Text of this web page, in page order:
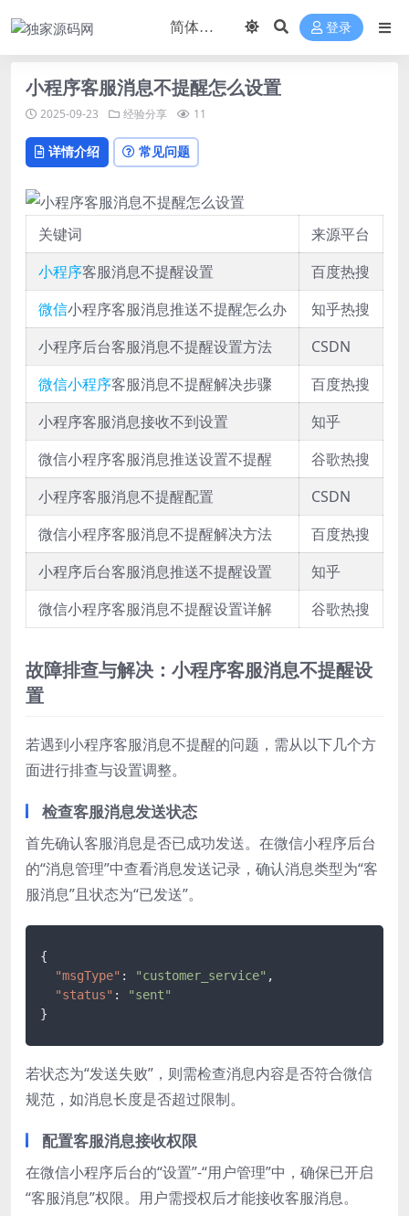
登录
小程序客服消息不提醒怎么设置
2025-09-23 经验分享 11
详情介绍 常见问题
关键词
来源平台
小程序客服消息不提醒设置
百度热搜
微信小程序客服消息推送不提醒怎么办
知乎热搜
小程序后台客服消息不提醒设置方法
CSDN
微信小程序客服消息不提醒解决步骤
百度热搜
小程序客服消息接收不到设置
知乎
微信小程序客服消息推送设置不提醒
谷歌热搜
小程序客服消息不提醒配置
CSDN
微信小程序客服消息不提醒解决方法
百度热搜
小程序后台客服消息推送不提醒设置
知乎
微信小程序客服消息不提醒设置详解
谷歌热搜
故障排查与解决：小程序客服消息不提醒设
置
若遇到小程序客服消息不提醒的问题，需从以下几个方
面进行排查与设置调整。
检查客服消息发送状态
首先确认客服消息是否已成功发送。在微信小程序后台
的“消息管理”中查看消息发送记录，确认消息类型为“客
服消息”且状态为“已发送”。
{
"msgType" : "customer_service" ,
"status" :
"sent"
}
若状态为“发送失败”，则需检查消息内容是否符合微信
规范，如消息长度是否超过限制。
配置客服消息接收权限
在微信小程序后台的“设置”-“用户管理”中，确保已开启
“客服消息”权限。用户需授权后才能接收客服消息。